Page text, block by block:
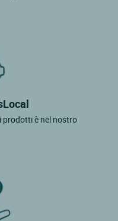
prodotti è nel nostro